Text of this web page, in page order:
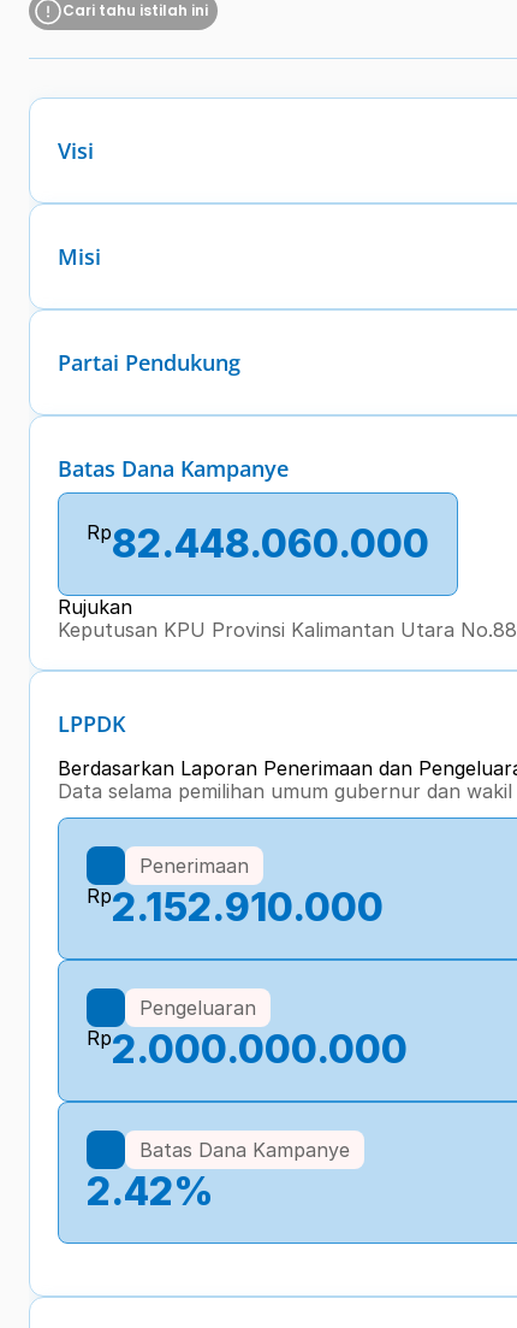
Cari tahu istilah ini
Visi
Misi
Partai Pendukung
Batas Dana Kampanye
Rp82.448.060.000
Rujukan
Keputusan KPU Provinsi Kalimantan Utara
LPPDK
Berdasarkan Laporan Penerimaan dan
Data selama pemilihan umum gubernur dan
Penerimaan
Rp2.152.910.000
Pengeluaran
Rp2.000.000.000
Batas Dana Kampanye
2.42%